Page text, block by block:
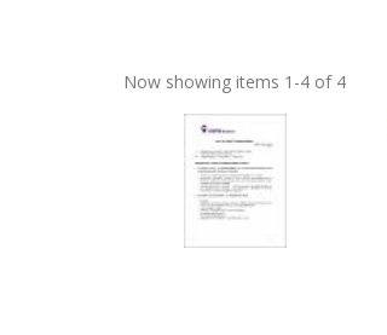
Now showing items 1-4 of 4